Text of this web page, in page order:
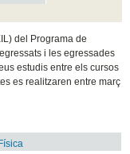
del Programa de
i les egressades
estudis entre els cursos
es realitzaren entre març